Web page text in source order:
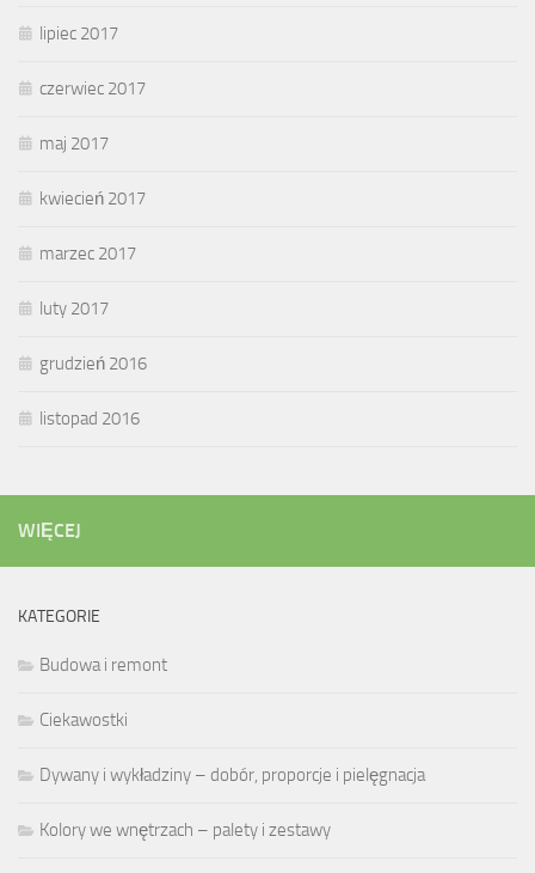
lipiec 2017
czerwiec 2017
maj 2017
kwiecień 2017
marzec 2017
luty 2017
grudzień 2016
listopad 2016
WIĘCEJ
KATEGORIE
Budowa i remont
Ciekawostki
Dywany i wykładziny – dobór, proporcje i pielęgnacja
Kolory we wnętrzach – palety i zestawy